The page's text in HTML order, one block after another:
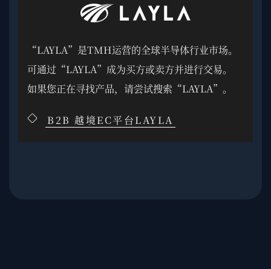
“LAYLA”是TMH运营的全球半导体行业市场。
可通过“LAYLA”成为买方或卖方并进行交易。
如果您正在寻找产品，请尝试搜索“LAYLA”。
B2B 越境EC平台LAYLA